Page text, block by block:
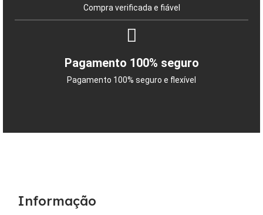
Compra verificada e fiável
Pagamento 100% seguro
Pagamento 100% seguro e flexível
Informação